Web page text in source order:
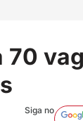
70
Siga no